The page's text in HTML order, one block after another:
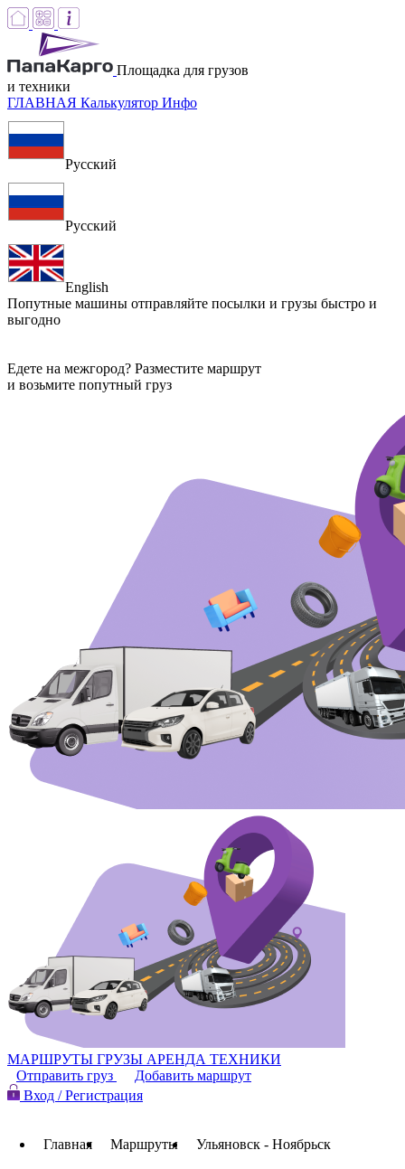
Площадка для грузов
и техники
ГЛАВНАЯ Калькулятор Инфо
Русский
Русский
English
Попутные машины отправляйте посылки и грузы быстро и
выгодно
Едете на межгород? Разместите маршрут
и возьмите попутный груз
МАРШРУТЫ ГРУЗЫ АРЕНДА ТЕХНИКИ
Отправить груз
Добавить маршрут
Вход / Регистрация
Главная Маршруты Ульяновск - Ноябрьск